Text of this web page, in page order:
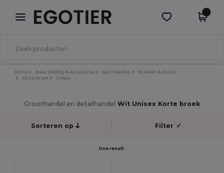
× Egotier-app
Betere prijzen in de app!
Download app
Home Basic Kleding & Accessoires Sportkleding
Broeken & shorts
Korte broek
Unisex
Groothandel en detailhandel Wit Unisex Korte broek
Sorteren op Filter ✓
One result.